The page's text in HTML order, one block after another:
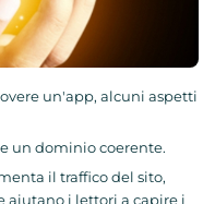
un'app, alcuni aspetti
un dominio coerente.
il traffico del sito,
aiutano i lettori a capire i